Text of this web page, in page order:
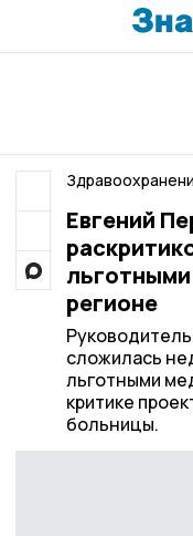
Евгений
регионе
сложилась
льготными
критике
больницы.